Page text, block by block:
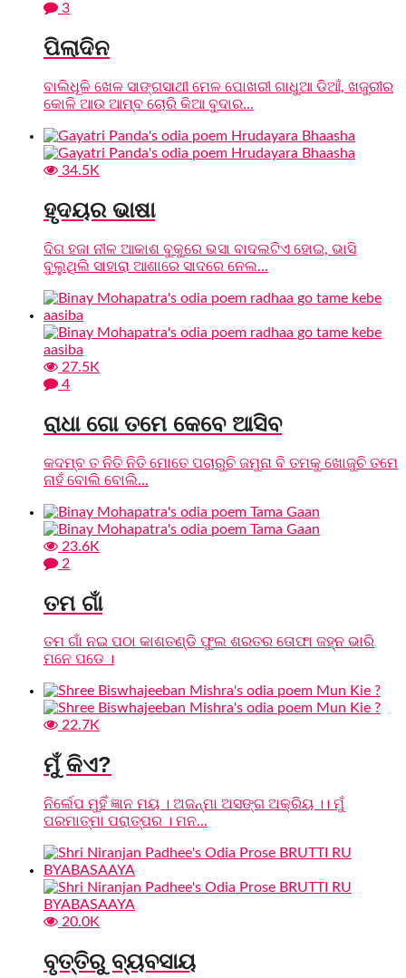
3
ପିଲାଦିନ
ବାଲିଧୂଳି ଖେଳ ସାଙ୍ଗସାଥୀ ମେଳ ପୋଖରୀ ଗାଧୁଆ ଡିଆଁ, ଖଜୁରୀର
କୋଳି ଆଉ ଆମ୍ବ ଚୋରି କିଆ ବୁଦାର...
34.5K
ହୃଦୟର ଭାଷା
ଦିଗ ହଜା ନୀଳ ଆକାଶ ବୁକୁରେ ଭସା ବାଦଲଟିଏ ହୋଇ, ଭାସି
ବୁଲୁଥିଲି ସାହାରା ଆଶାରେ ସାଦରେ ନେଲ...
27.5K
4
ରାଧା ଗୋ ତମେ କେବେ ଆସିବ
କଦମ୍ବ ତ ନିତି ନିତି ମୋତେ ପଚାରୁଚି ଜମୁନା ବି ତମକୁ ଖୋଜୁଚି ତମେ
ନାହଁ ବୋଲି ବୋଲି...
23.6K
2
ତମ ଗାଁ
ତମ ଗାଁ ନଇ ପଠା କାଶତଣ୍ଡି ଫୁଲ ଶରତର ତୋଫା ଜହ୍ନ ଭାରି
ମନେ ପଡେ ।
22.7K
ମୁଁ କିଏ?
ନିର୍ଲେପ ମୁହିଁ ଜ୍ଞାନ ମୟ । ଅଜନ୍ମା ଅସଙ୍ଗ ଅକ୍ରିୟ ।। ମୁଁ
ପରମାତ୍ମା ପରାତ୍ପର । ମନ...
20.0K
ବୃତ୍ତିରୁ ବ୍ୟବସାୟ